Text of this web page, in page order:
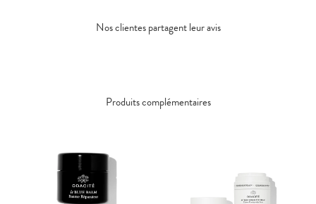
Nos clientes partagent leur avis
Produits complémentaires